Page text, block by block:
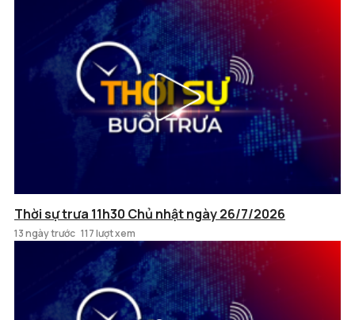
Thời sự trưa 11h30 Chủ nhật ngày 26/7/2026
13 ngày trước 117 lượt xem